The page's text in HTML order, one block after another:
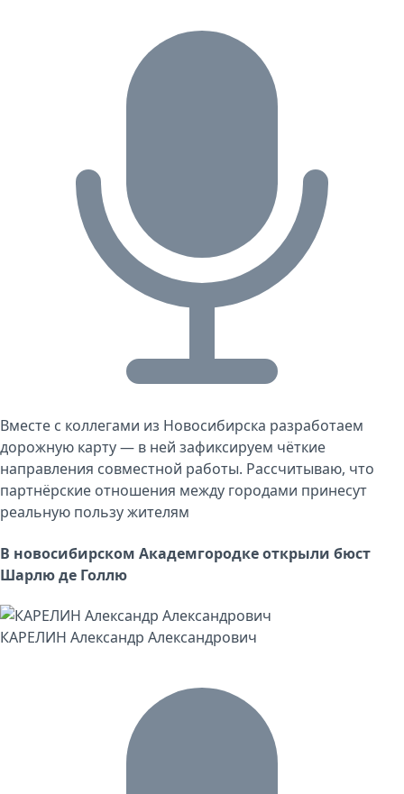
Вместе с коллегами из Новосибирска разработаем
дорожную карту — в ней зафиксируем чёткие
направления совместной работы. Рассчитываю, что
партнёрские отношения между городами принесут
реальную пользу жителям
В новосибирском Академгородке открыли бюст
Шарлю де Голлю
КАРЕЛИН Александр Александрович